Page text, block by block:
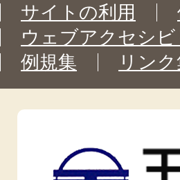
サイトの利用
ウェブアクセシ
例規集
リン
王